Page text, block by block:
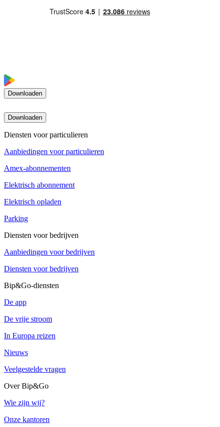
Downloaden
Downloaden
Diensten voor particulieren
Aanbiedingen voor particulieren
Amex-abonnementen
Elektrisch abonnement
Elektrisch opladen
Parking
Diensten voor bedrijven
Aanbiedingen voor bedrijven
Diensten voor bedrijven
Bip&Go-diensten
De app
De vrije stroom
In Europa reizen
Nieuws
Veelgestelde vragen
Over Bip&Go
Wie zijn wij?
Onze kantoren